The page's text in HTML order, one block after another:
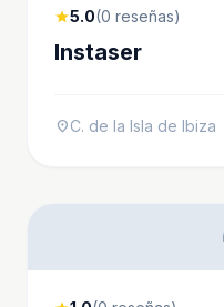
star5.0(0 reseñas)
Instaser
location_onC. de la Isla de Ibiza